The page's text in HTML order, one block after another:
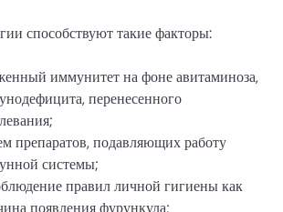
способствуют такие факторы:
иммунитет на фоне авитаминоза,
перенесенного
препаратов, подавляющих работу
системы;
правил личной гигиены как